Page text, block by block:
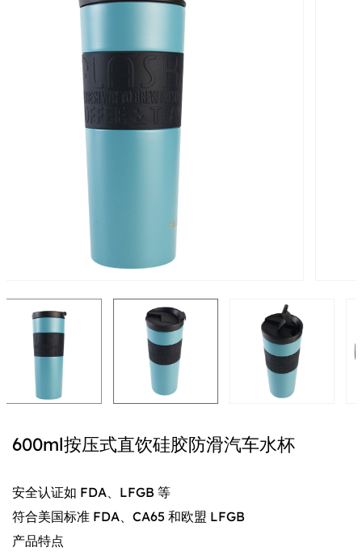
600ml按压式直饮硅胶防滑汽车水杯
安全认证如 FDA、LFGB 等
符合美国标准 FDA、CA65 和欧盟 LFGB
产品特点